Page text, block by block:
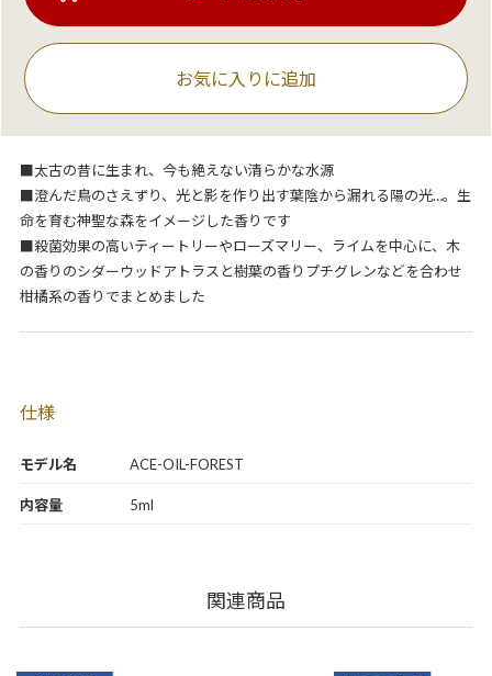
モデル名 ACE-OIL-FOREST
お気に入りに追加
■太古の昔に生まれ、今も絶えない清らかな水源
■澄んだ鳥のさえずり、光と影を作り出す葉陰から漏れる陽の光…。生
命を育む神聖な森をイメージした香りです
■殺菌効果の高いティートリーやローズマリー、ライムを中心に、木
の香りのシダーウッドアトラスと樹葉の香りプチグレンなどを合わせ
柑橘系の香りでまとめました
仕様
内容量 5ml
関連商品